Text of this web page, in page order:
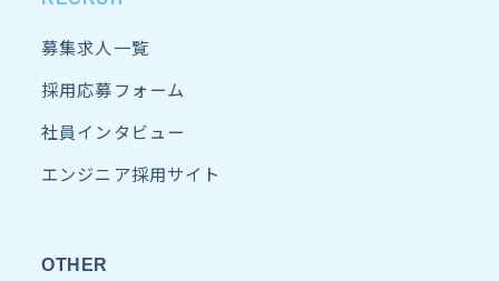
募集求人一覧
採用応募フォーム
社員インタビュー
エンジニア採用サイト
OTHER